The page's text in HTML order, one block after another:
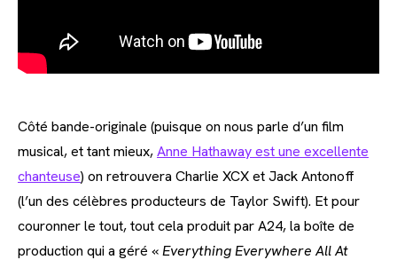
Côté bande-originale (puisque on nous parle d’un film
musical, et tant mieux,Anne Hathaway est une excellente
chanteuse) on retrouvera Charlie XCX et Jack Antonoff
(l’un des célèbres producteurs de Taylor Swift). Et pour
couronner le tout, tout cela produit par A24, la boîte de
production qui a géré «Everything Everywhere All At